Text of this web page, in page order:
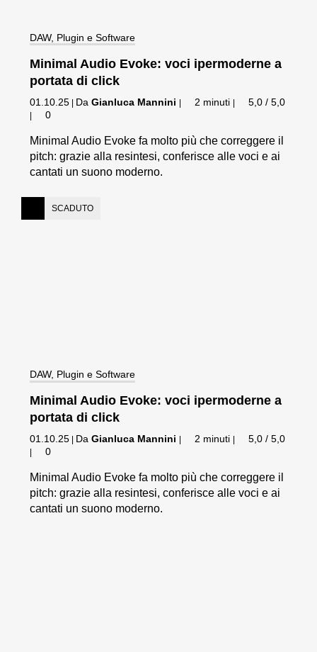
DAW, Plugin e Software
Minimal Audio Evoke: voci ipermoderne a
portata di click
01.10.25 DaGianluca Mannini 2 minuti 5,0 / 5,0
0
Minimal Audio Evoke fa molto più che correggere il
pitch: grazie alla resintesi, conferisce alle voci e ai
cantati un suono moderno.
SCADUTO
DAW, Plugin e Software
Minimal Audio Evoke: voci ipermoderne a
portata di click
01.10.25 DaGianluca Mannini 2 minuti 5,0 / 5,0
0
Minimal Audio Evoke fa molto più che correggere il
pitch: grazie alla resintesi, conferisce alle voci e ai
cantati un suono moderno.